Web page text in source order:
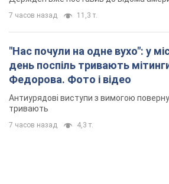
7 часов назад 11,3 т.
"Нас почули на одне вухо": у
день поспіль тривають
Федорова. Фото і відео
Антиурядові виступи з вимогою
тривають
7 часов назад 4,3 т.